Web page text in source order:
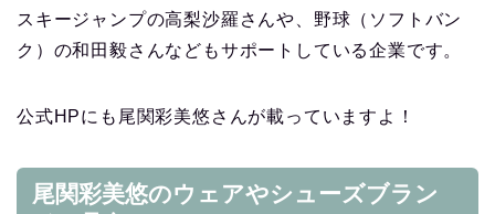
スキージャンプの高梨沙羅さんや、野球（ソフトバン
ク）の和田毅さんなどもサポートしている企業です。
公式HPにも尾関彩美悠さんが載っていますよ！
尾関彩美悠のウェアやシューズブラン